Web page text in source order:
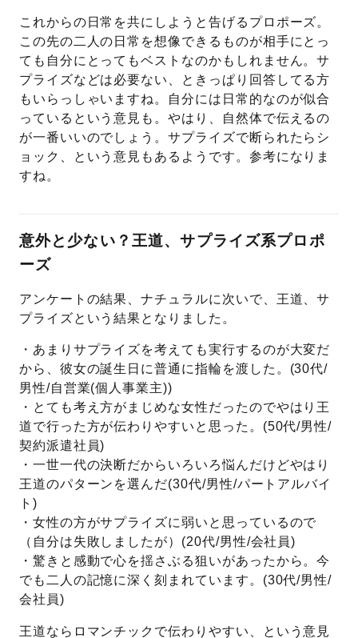
これからの日常を共にしようと告げるプロポーズ。
この先の二人の日常を想像できるものが相手にとっ
ても自分にとってもベストなのかもしれません。サ
プライズなどは必要ない、ときっぱり回答してる方
もいらっしゃいますね。自分には日常的なのが似合
っているという意見も。やはり、自然体で伝えるの
が一番いいのでしょう。サプライズで断られたらシ
ョック、という意見もあるようです。参考になりま
すね。
意外と少ない？王道、サプライズ系プロポ
ーズ
アンケートの結果、ナチュラルに次いで、王道、サ
プライズという結果となりました。
・あまりサプライズを考えても実行するのが大変だ
から、彼女の誕生日に普通に指輪を渡した。(30代/
男性/自営業(個人事業主))
・とても考え方がまじめな女性だったのでやはり王
道で行った方が伝わりやすいと思った。(50代/男性/
契約派遣社員)
・一世一代の決断だからいろいろ悩んだけどやはり
王道のパターンを選んだ(30代/男性/パートアルバイ
ト)
・女性の方がサプライズに弱いと思っているので
（自分は失敗しましたが）(20代/男性/会社員)
・驚きと感動で心を揺さぶる狙いがあったから。今
でも二人の記憶に深く刻まれています。(30代/男性/
会社員)
王道ならロマンチックで伝わりやすい、という意見